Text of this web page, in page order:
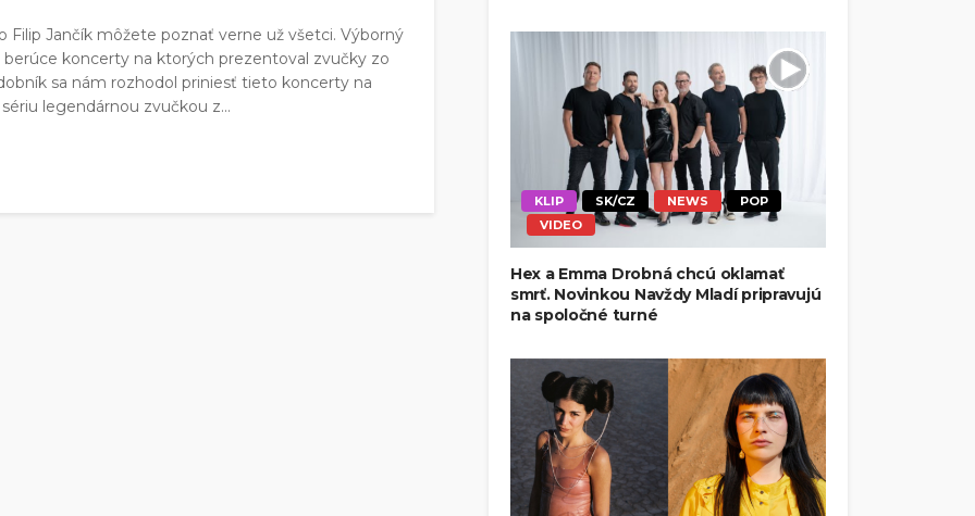
Filip Jančík môžete poznať verne už všetci. Výborný
koncerty na ktorých prezentoval zvučky zo
sa nám rozhodol priniesť tieto koncerty na
legendárnou zvučkou z...
KLIP SK/CZ NEWS
POP
VIDEO
Hex a Emma Drobná chcú oklamať
smrť. Novinkou Navždy Mladí pripravujú
na spoločné turné